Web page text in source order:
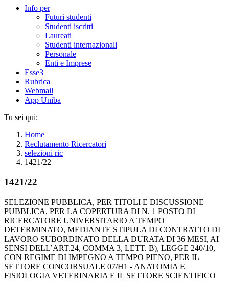
Info per
Futuri studenti
Studenti iscritti
Laureati
Studenti internazionali
Personale
Enti e Imprese
Esse3
Rubrica
Webmail
App Uniba
Tu sei qui:
Home
Reclutamento Ricercatori
selezioni ric
1421/22
1421/22
SELEZIONE PUBBLICA, PER TITOLI E DISCUSSIONE
PUBBLICA, PER LA COPERTURA DI N. 1 POSTO DI
RICERCATORE UNIVERSITARIO A TEMPO
DETERMINATO, MEDIANTE STIPULA DI CONTRATTO DI
LAVORO SUBORDINATO DELLA DURATA DI 36 MESI, AI
SENSI DELL’ART.24, COMMA 3, LETT. B), LEGGE 240/10,
CON REGIME DI IMPEGNO A TEMPO PIENO, PER IL
SETTORE CONCORSUALE 07/H1 - ANATOMIA E
FISIOLOGIA VETERINARIA E IL SETTORE SCIENTIFICO